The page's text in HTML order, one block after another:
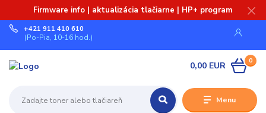
Firmware info | aktualizácia tlačiarne | HP+ program
Menu
+421 911 410 610
(Po-Pia, 10-16 hod.)
0
0,00 EUR